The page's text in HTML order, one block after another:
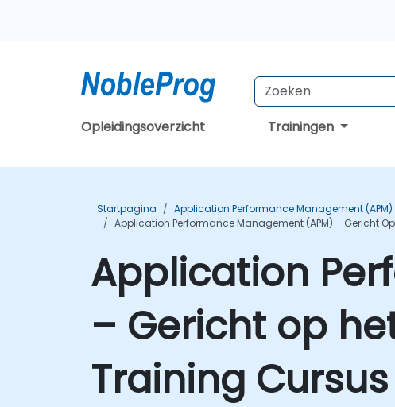
Opleidingsoverzicht Trainingen
Startpagina
Application Performance Management
Application Performance Management (APM) – Gericht
Application
– Gericht op
Training Cursus